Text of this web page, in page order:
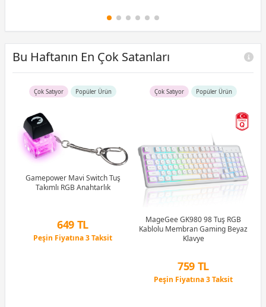
Peşin Fiyatına 3 Taksit
Bu Haftanın En Çok Satanları
Çok Satıyor Popüler Ürün
Gamepower Mavi Switch Tuş
Takımlı RGB Anahtarlık
649 TL
Peşin Fiyatına 3 Taksit
Çok Satıyor Popüler Ürün
MageGee GK980 98 Tuş RGB
Kablolu Membran Gaming Beyaz
Klavye
759 TL
Peşin Fiyatına 3 Taksit